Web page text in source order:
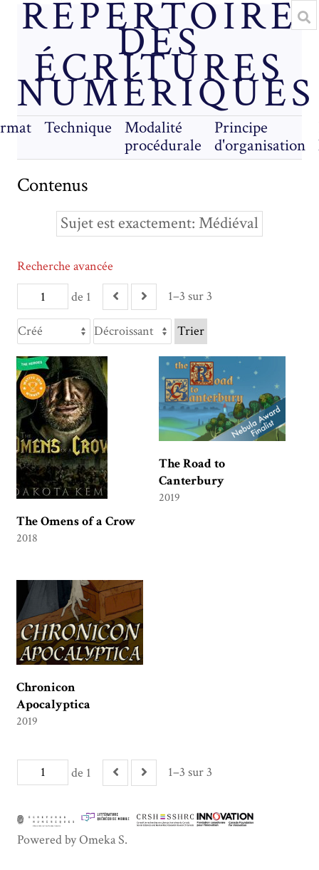
RÉPERTOIRE
DES
ÉCRITURES
NUMÉRIQUES
Technique
Modalité
procédurale
Principe
d'organisation
Contenus
Sujet est exactement Médiéval
de 1 1–3 sur 3
Recherche avancée
Trier
The Omens of a Crow
2018
The Road to
Canterbury
2019
Chronicon
Apocalyptica
2019
de 1 1–3 sur 3
Powered by Omeka S.